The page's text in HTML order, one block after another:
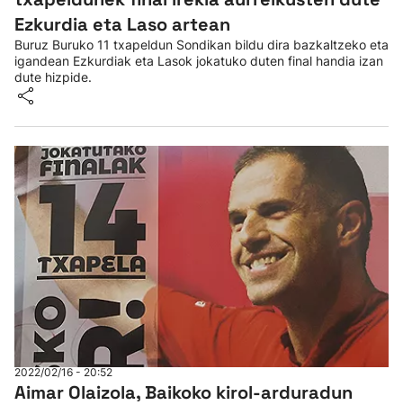
Ezkurdia eta Laso artean
Buruz Buruko 11 txapeldun Sondikan bildu dira bazkaltzeko eta
igandean Ezkurdiak eta Lasok jokatuko duten final handia izan
dute hizpide.
2022/02/16 - 20:52
Aimar Olaizola, Baikoko kirol-arduradun